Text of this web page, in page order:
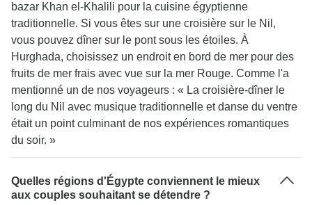
bazar Khan el-Khalili pour la cuisine égyptienne
traditionnelle. Si vous êtes sur une croisière sur le Nil,
vous pouvez dîner sur le pont sous les étoiles. À
Hurghada, choisissez un endroit en bord de mer pour des
fruits de mer frais avec vue sur la mer Rouge. Comme l'a
mentionné un de nos voyageurs : « La croisière-dîner le
long du Nil avec musique traditionnelle et danse du ventre
était un point culminant de nos expériences romantiques
du soir. »
Quelles régions d'Égypte conviennent le mieux
aux couples souhaitant se détendre ?